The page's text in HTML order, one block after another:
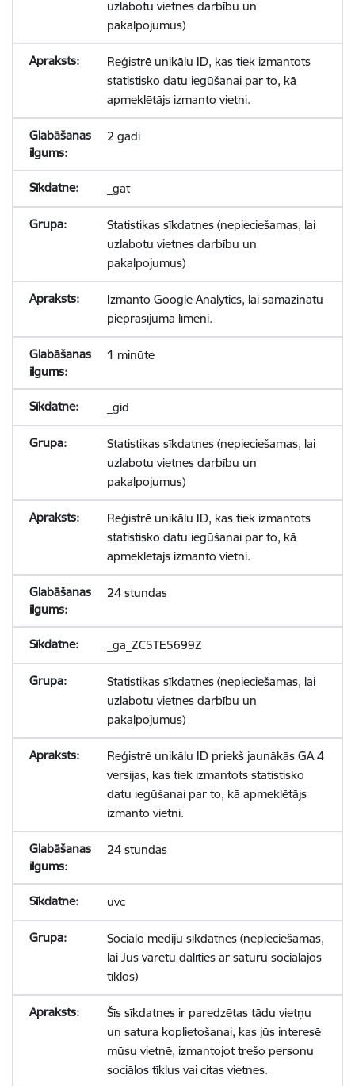
uzlabotu vietnes darbību un
pakalpojumus)
Reģistrē unikālu ID, kas tiek izmantots
statistisko datu iegūšanai par to, kā
apmeklētājs izmanto vietni.
2 gadi
_gat
Statistikas sīkdatnes (nepieciešamas, lai
uzlabotu vietnes darbību un
pakalpojumus)
Izmanto Google Analytics, lai samazinātu
pieprasījuma līmeni.
1 minūte
_gid
Statistikas sīkdatnes (nepieciešamas, lai
uzlabotu vietnes darbību un
pakalpojumus)
Reģistrē unikālu ID, kas tiek izmantots
statistisko datu iegūšanai par to, kā
apmeklētājs izmanto vietni.
24 stundas
_ga_ZC5TE5699Z
Statistikas sīkdatnes (nepieciešamas, lai
uzlabotu vietnes darbību un
pakalpojumus)
Reģistrē unikālu ID priekš jaunākās GA 4
versijas, kas tiek izmantots statistisko
datu iegūšanai par to, kā apmeklētājs
izmanto vietni.
24 stundas
uvc
Sociālo mediju sīkdatnes (nepieciešamas,
lai Jūs varētu dalīties ar saturu sociālajos
tīklos)
Šīs sīkdatnes ir paredzētas tādu vietņu
un satura koplietošanai, kas jūs interesē
mūsu vietnē, izmantojot trešo personu
sociālos tīklus vai citas vietnes.